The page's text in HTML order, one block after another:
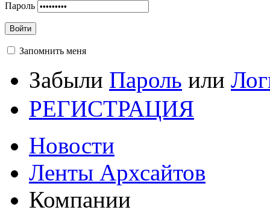
Пароль
Войти
Запомнить меня
Забыли Пароль или
РЕГИСТРАЦИЯ
Новости
Ленты Архсайтов
Компании